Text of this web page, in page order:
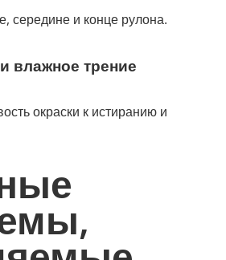
середине и конце рулона.
влажное трение
окраски к истиранию и